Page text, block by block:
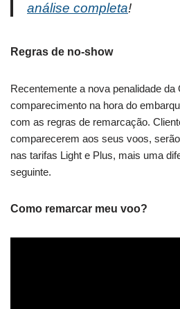
análise completa!
Regras de no-show
Recentemente a nova penalidade da
comparecimento na hora do
com as regras de remarcação.
comparecerem aos seus voos,
nas tarifas Light e Plus, mais uma
seguinte.
Como remarcar meu voo?